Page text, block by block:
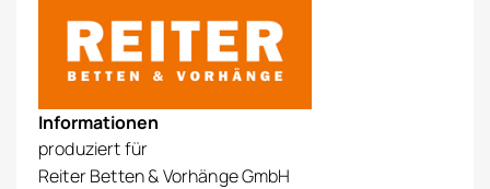
Informationen
produziert für
Reiter Betten & Vorhänge GmbH